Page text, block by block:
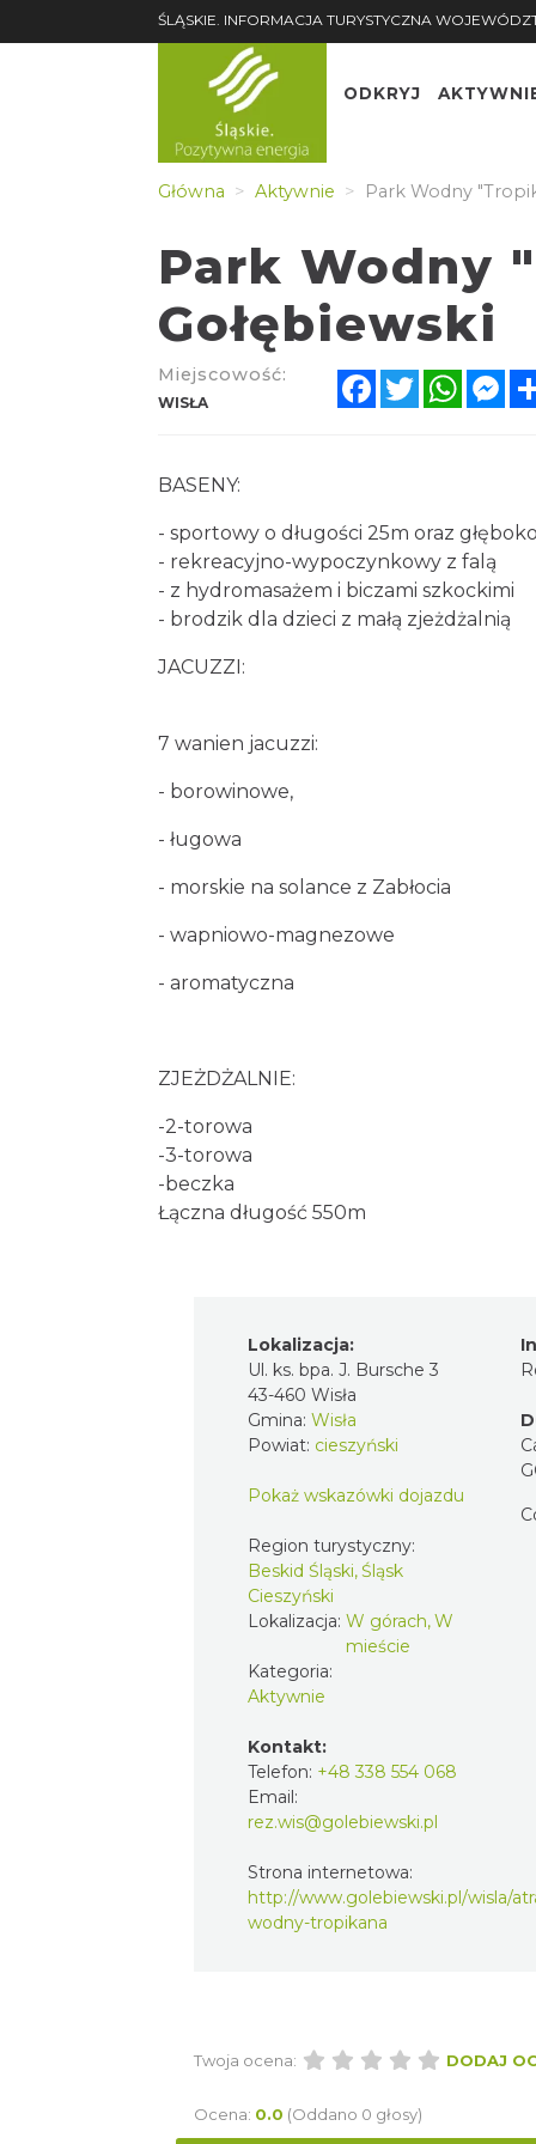
ŚLĄSKIE. INFORMACJA TURYSTYCZNA
ODKRYJ
Główna Aktywnie Park Wodny
Park Wodny
Gołębiewski
Miejscowość:
WISŁA
FacebookTwitter
BASENY:
- sportowy o długości 25m oraz
- rekreacyjno-wypoczynkowy z falą
- z hydromasażem i biczami szkockimi
- brodzik dla dzieci z małą zjeżdżalnią
JACUZZI:
7 wanien jacuzzi:
- borowinowe,
- ługowa
- morskie na solance z Zabłocia
- wapniowo-magnezowe
- aromatyczna
ZJEŻDŻALNIE:
-2-torowa
-3-torowa
-beczka
Łączna długość 550m
Lokalizacja:
Ul. ks. bpa. J. Bursche 3
43-460 Wisła
Gmina: Wisła
Powiat: cieszyński
Pokaż wskazówki dojazdu
Region turystyczny:
Beskid Śląski, Śląsk
Cieszyński
Lokalizacja: W górach, W
mieście
Kategoria:
Aktywnie
Kontakt:
Telefon: +48 338 554 068
Email:
rez.wis@golebiewski.pl
Strona internetowa:
http://www.golebiewski.pl/wisla/
wodny-tropikana
Twoja ocena: DODAJ
Ocena: 0.0 (Oddano 0 głosy)